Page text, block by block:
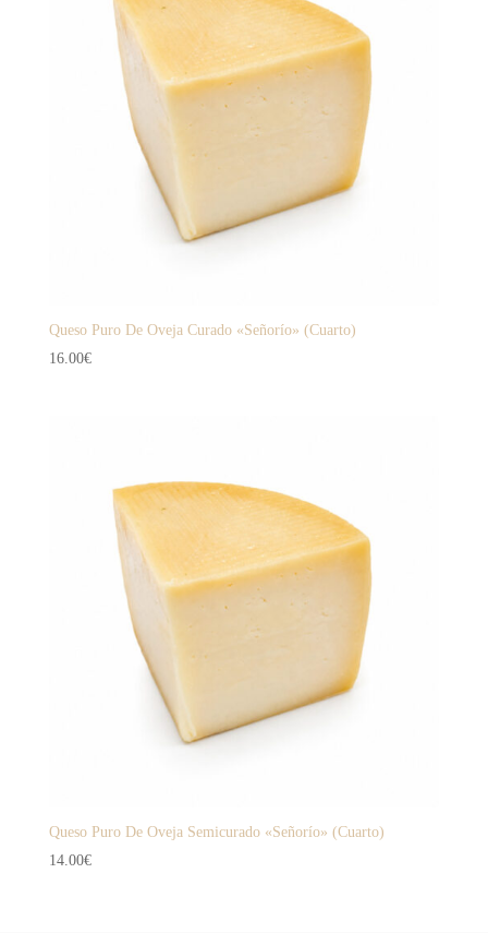
Queso Puro De Oveja Curado «Señorío» (Cuarto)
16.00€
Queso Puro De Oveja Semicurado «Señorío» (Cuarto)
14.00€